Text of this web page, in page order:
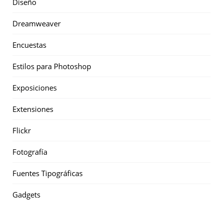
Dreamweaver
Encuestas
Estilos para Photoshop
Exposiciones
Extensiones
Flickr
Fotografía
Fuentes Tipográficas
Gadgets